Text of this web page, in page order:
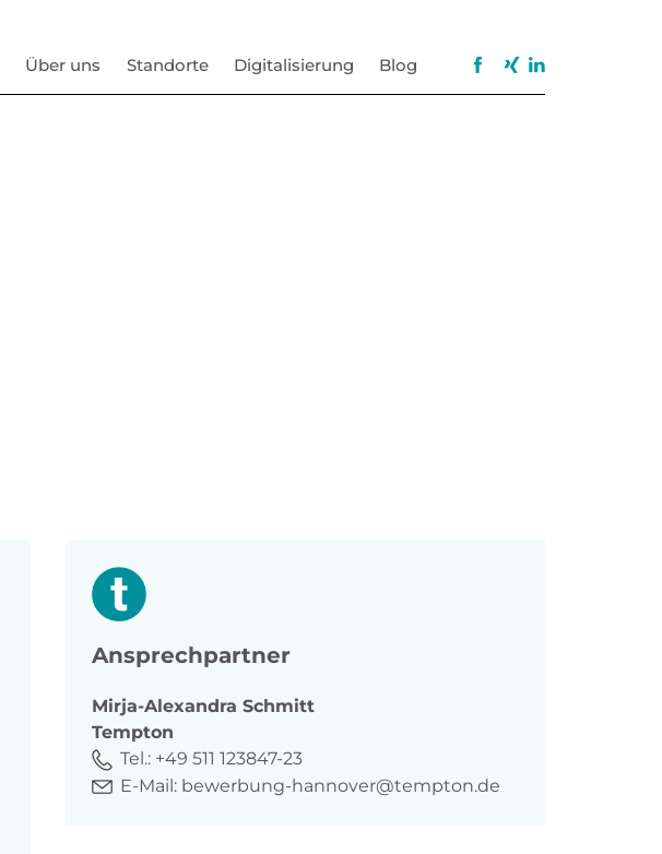
Über uns Standorte Digitalisierung Blog
Ansprechpartner
Mirja-Alexandra Schmitt
Tempton
Tel.: +49 511 123847-23
E-Mail: bewerbung-hannover@tempton.de